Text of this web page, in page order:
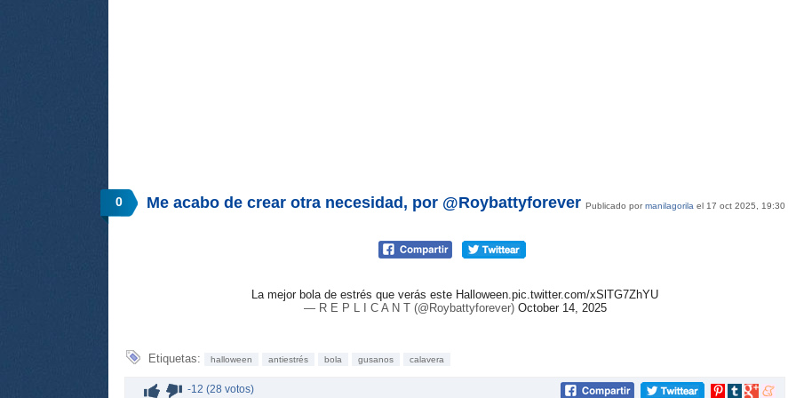
0 Publicado pormanilagorila el 17 oct 2025, 19:30
Me acabo de crear otra necesidad, por @Roybattyforever
La mejor bola de estrés que verás este Halloween.pic.twitter.com/xSlTG7ZhYU
— R E P L I C A N T (@Roybattyforever) October 14, 2025
Etiquetas: halloween antiestrés bola gusanos calavera
-12 (28 votos) Compartir
Compartir
Compartir